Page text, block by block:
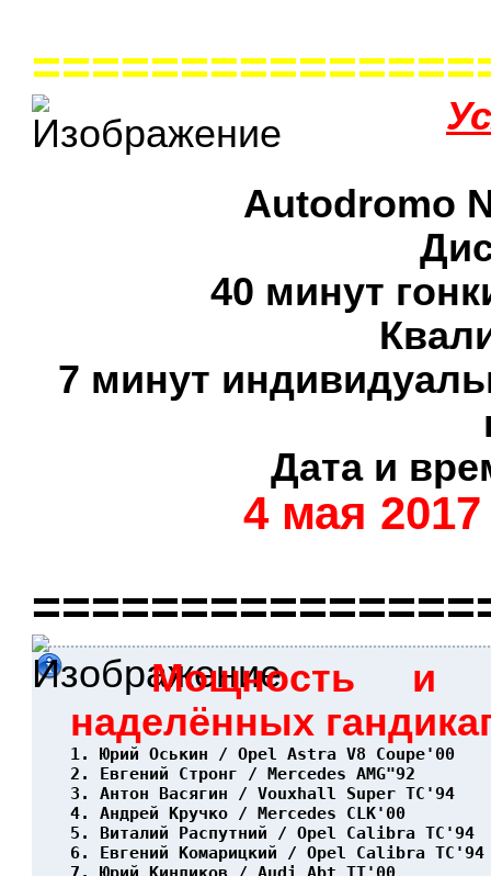
Autodromo
40 минут
7 минут
Дата и
4 мая
Мощность и
наделённых
1. Юрий Оськин / Opel Astra V8 Coupe'00
2. Евгений Стронг / Mercedes AMG"92
3. Антон Васягин / Vouxhall Super
4. Андрей Кручко / Mercedes CLK'00
5. Виталий Распутний / Opel Calibra
6. Евгений Комарицкий / Opel Calibra
7. Юрий Киндиков / Audi Abt TT'00